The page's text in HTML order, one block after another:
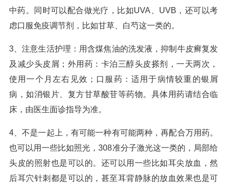
中药。同时可以配合做光疗，比如UVA、UVB，还可以考
虑口服免疫调节剂，比如甘草、白芍这一类的。
3、注意生活护理：用含煤焦油的洗发液，抑制牛皮癣复发
及减少头皮屑；外用药：卡泊三醇头皮搽剂，一天两次，
使用一个月左右见效；口服药：适用于病情较重的银屑
病，如消银片、复方甘草酸苷等药物。具体用药请结合临
床，由医生面诊指导为准。
4、不是一起上，有可能一种有可能两种，再配合万用药。
也可以用一些比如照光，308准分子激光这一类的，局部给
头皮的照射也是可以的。还可以用一些比如耳尖放血，然
后耳穴针刺都是可以的，甚至耳背静脉的放血效果也是可